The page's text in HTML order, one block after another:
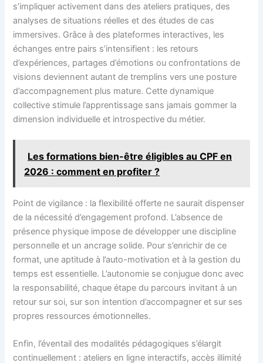
s’impliquer activement dans des ateliers pratiques, des
analyses de situations réelles et des études de cas
immersives. Grâce à des plateformes interactives, les
échanges entre pairs s’intensifient : les retours
d’expériences, partages d’émotions ou confrontations de
visions deviennent autant de tremplins vers une posture
d’accompagnement plus mature. Cette dynamique
collective stimule l’apprentissage sans jamais gommer la
dimension individuelle et introspective du métier.
Les formations bien-être éligibles au CPF en
2026 : comment en profiter ?
Point de vigilance : la flexibilité offerte ne saurait dispenser
de la nécessité d’engagement profond. L’absence de
présence physique impose de développer une discipline
personnelle et un ancrage solide. Pour s’enrichir de ce
format, une aptitude à l’auto-motivation et à la gestion du
temps est essentielle. L’autonomie se conjugue donc avec
la responsabilité, chaque étape du parcours invitant à un
retour sur soi, sur son intention d’accompagner et sur ses
propres ressources émotionnelles.
Enfin, l’éventail des modalités pédagogiques s’élargit
continuellement : ateliers en ligne interactifs, accès illimité